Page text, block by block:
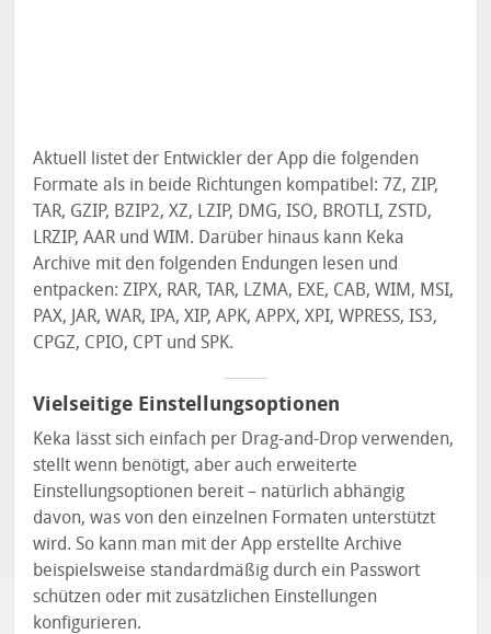
Aktuell listet der Entwickler der App die folgenden
Formate als in beide Richtungen kompatibel: 7Z, ZIP,
TAR, GZIP, BZIP2, XZ, LZIP, DMG, ISO, BROTLI, ZSTD,
LRZIP, AAR und WIM. Darüber hinaus kann Keka
Archive mit den folgenden Endungen lesen und
entpacken: ZIPX, RAR, TAR, LZMA, EXE, CAB, WIM, MSI,
PAX, JAR, WAR, IPA, XIP, APK, APPX, XPI, WPRESS, IS3,
CPGZ, CPIO, CPT und SPK.
Vielseitige Einstellungsoptionen
Keka lässt sich einfach per Drag-and-Drop verwenden,
stellt wenn benötigt, aber auch erweiterte
Einstellungsoptionen bereit – natürlich abhängig
davon, was von den einzelnen Formaten unterstützt
wird. So kann man mit der App erstellte Archive
beispielsweise standardmäßig durch ein Passwort
schützen oder mit zusätzlichen Einstellungen
konfigurieren.